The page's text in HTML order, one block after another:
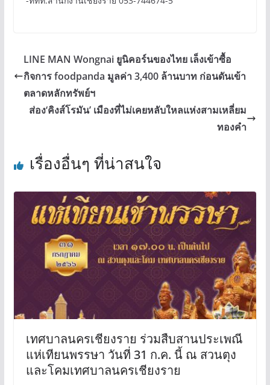
LINE MAN Wongnai ยูนิคอร์นของไทย เล็งเข้าซื้อ
กิจการ foodpanda มูลค่า 3,400 ล้านบาท ก่อนดันเข้า
ตลาดหลักทรัพย์ฯ
ส่อง‘คิงส์โรมัน’ เมืองที่ไม่เคยหลับใหลแห่งสามเหลี่ยม
ทองคำ
เรื่องอื่นๆ ที่น่าสนใจ
เทศบาลนครเชียงราย ร่วมสืบสานประเพณี​
แห่เทียนพรรษา วันที่ 31 ก.ค. นี้ ณ สวนตุง
และโคมเทศบาลนครเชียงราย